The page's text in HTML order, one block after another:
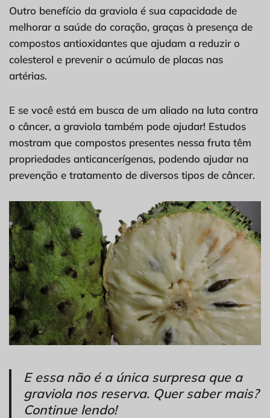
Outro benefício da graviola é sua capacidade de
melhorar a saúde do coração, graças à presença de
compostos antioxidantes que ajudam a reduzir o
colesterol e prevenir o acúmulo de placas nas
artérias.
E se você está em busca de um aliado na luta contra
o câncer, a graviola também pode ajudar! Estudos
mostram que compostos presentes nessa fruta têm
propriedades anticancerígenas, podendo ajudar na
prevenção e tratamento de diversos tipos de câncer.
E essa não é a única surpresa que a
graviola nos reserva. Quer saber mais?
Continue lendo!